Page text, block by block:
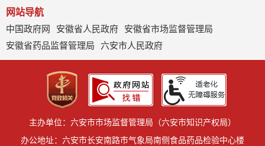
网站导航
中国政府网
安徽省人民政府
安徽省市场监督管理局
安徽省药品监督管理局
六安市人民政府
主办单位：六安市市场监督管理局（六安市知识产权局）
办公地址：六安市长安南路市气象局南侧食品药品检验中心楼